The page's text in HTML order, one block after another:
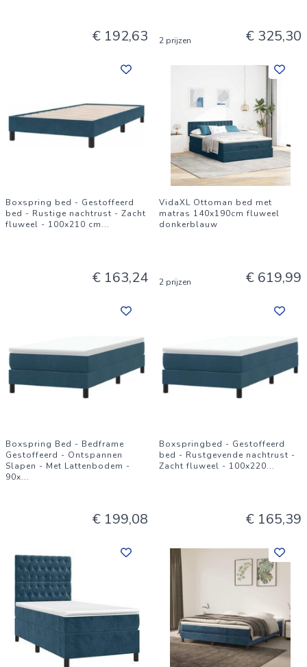
€ 192,63 2 prijzen € 325,30
Boxspring bed - Gestoffeerd
bed - Rustige nachtrust - Zacht
fluweel - 100x210 cm...
€ 163,24
VidaXL Ottoman bed met
matras 140x190cm fluweel
donkerblauw
2 prijzen € 619,99
Boxspring Bed - Bedframe
Gestoffeerd - Ontspannen
Slapen - Met Lattenbodem -
90x...
€ 199,08
Boxspringbed - Gestoffeerd
bed - Rustgevende nachtrust -
Zacht fluweel - 100x220...
€ 165,39